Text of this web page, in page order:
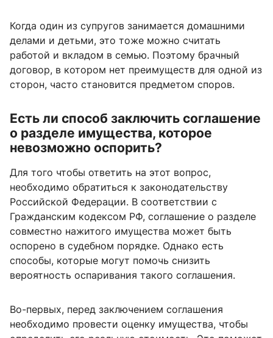
Когда один из супругов занимается домашними
делами и детьми, это тоже можно считать
работой и вкладом в семью. Поэтому брачный
договор, в котором нет преимуществ для одной из
сторон, часто становится предметом споров.
Есть ли способ заключить соглашение
о разделе имущества, которое
невозможно оспорить?
Для того чтобы ответить на этот вопрос,
необходимо обратиться к законодательству
Российской Федерации. В соответствии с
Гражданским кодексом РФ, соглашение о разделе
совместно нажитого имущества может быть
оспорено в судебном порядке. Однако есть
способы, которые могут помочь снизить
вероятность оспаривания такого соглашения.
Во-первых, перед заключением соглашения
необходимо провести оценку имущества, чтобы